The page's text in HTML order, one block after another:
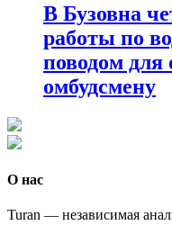
В Бузовна
работы по
поводом
омбудсмену
О нас
Turan — независимая